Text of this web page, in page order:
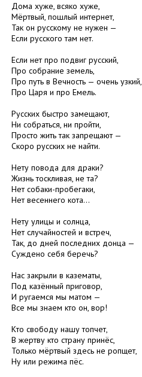
Дома хуже, всяко хуже,
Мёртвый, пошлый интернет,
Так он русскому не нужен —
Если русского там нет.
Если нет про подвиг русский,
Про собрание земель,
Про путь в Вечность — очень узкий,
Про Царя и про Емель.
Русских быстро замещают,
Ни собраться, ни пройти,
Просто жить так запрещают —
Скоро русских не найти.
Нету повода для драки?
Жизнь тоскливая, не та?
Нет собаки-пробегаки,
Нет весеннего кота…
Нету улицы и солнца,
Нет случайностей и встреч,
Так, до дней последних донца —
Суждено себя беречь?
Нас закрыли в казематы,
Под казённый приговор,
И ругаемся мы матом —
Все мы знаем кто он, вор!
Кто свободу нашу топчет,
В жертву кто страну принёс,
Только мёртвый здесь не ропщет,
Ну или режима пёс.